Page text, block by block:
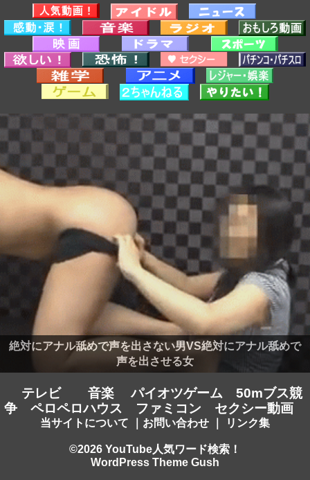
絶対にアナル舐めで声を出さない男VS絶対にアナル舐めで
声を出させる女
テレビ 音楽 パイオツゲーム
50mブス競
争
ペロペロハウス ファミコン セクシー動画
当サイトについて お問い合わせ リンク集
©2026 YouTube人気ワード検索！
WordPress Theme Gush